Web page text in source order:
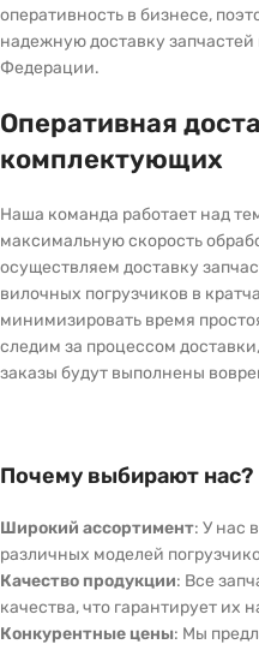
оперативность в бизнесе,
надежную доставку
Федерации.
Оперативная
комплектующих
Наша команда работает над
максимальную скорость
осуществляем доставку
вилочных погрузчиков в
минимизировать время
следим за процессом
заказы будут выполнены
Почему выбирают нас?
Широкий ассортимент: У нас
различных моделей
Качество продукции: Все
качества, что гарантирует их
Конкурентные цены: Мы